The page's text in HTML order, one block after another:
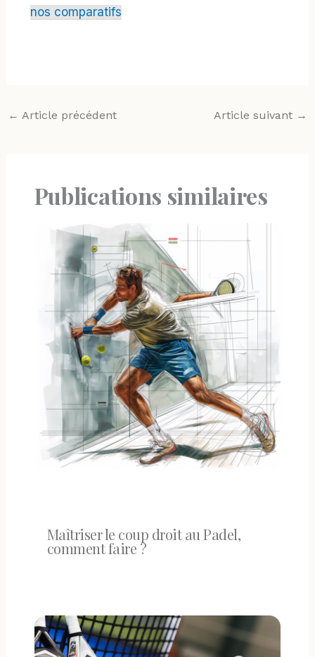
nos comparatifs
← Article précédent Article suivant →
Publications similaires
Maîtriser le coup droit au Padel,
comment faire ?